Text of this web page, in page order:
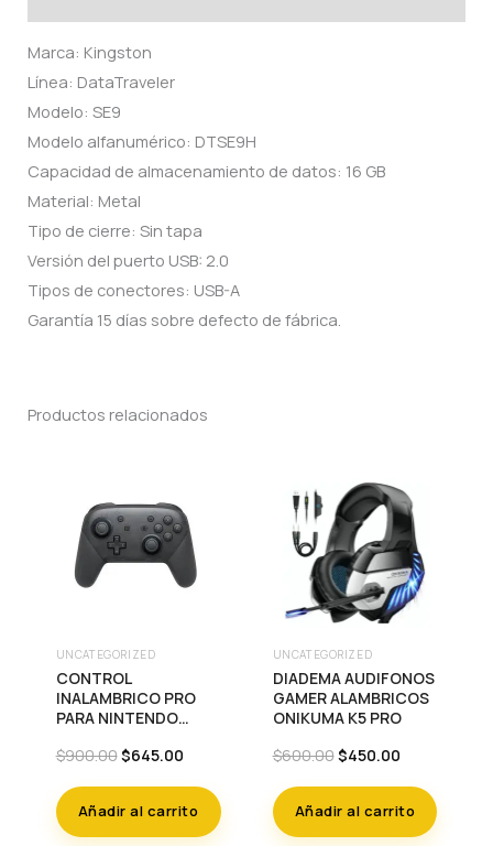
Marca: Kingston
Línea: DataTraveler
Modelo: SE9
Modelo alfanumérico: DTSE9H
Capacidad de almacenamiento de datos: 16 GB
Material: Metal
Tipo de cierre: Sin tapa
Versión del puerto USB: 2.0
Tipos de conectores: USB-A
Garantía 15 días sobre defecto de fábrica.
Productos relacionados
UNCATEGORIZED
CONTROL
INALAMBRICO PRO
PARA NINTENDO
$900.00Original
was:
$900.00.
$645.00Current
is:
$645.00.
Añadir al carrito
UNCATEGORIZED
DIADEMA AUDIFONOS
GAMER ALAMBRICOS
ONIKUMA K5 PRO
$600.00Original
was:
$600.00.
$450.00Current
is:
$450.00.
Añadir al carrito